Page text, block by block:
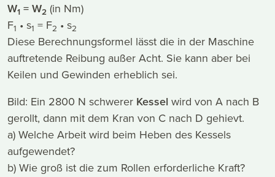
W1 = W2 (in Nm)
F1 • s1 = F2 • s2
Diese Berechnungsformel lässt die in der Maschine
auftretende Reibung außer Acht. Sie kann aber bei
Keilen und Gewinden erheblich sei.
Bild: Ein 2800 N schwerer Kessel wird von A nach B
gerollt, dann mit dem Kran von C nach D gehievt.
a) Welche Arbeit wird beim Heben des Kessels
aufgewendet?
b) Wie groß ist die zum Rollen erforderliche Kraft?